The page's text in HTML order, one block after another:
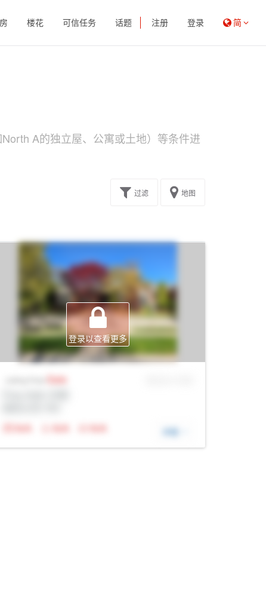
楼花 可信任务 话题 注册 登录 简
A的独立屋、公寓或土地）等条件进
过滤 地图
登录以查看更多
Sale
N/A
N/A N/A 详细